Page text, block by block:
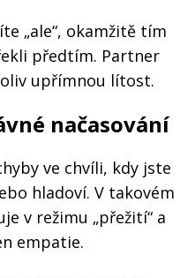
„ale“, okamžitě tím
předtím. Partner
upřímnou lítost.
načasování
ve chvíli, kdy jste
hladoví. V takovém
v režimu „přežití“ a
empatie.